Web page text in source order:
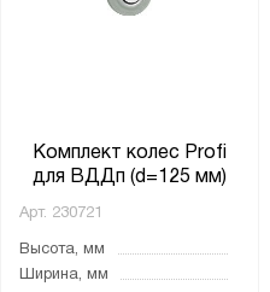
Комплект колес Profi
для ВДДп (d=125 мм)
Арт. 230721
Высота, мм
Ширина, мм